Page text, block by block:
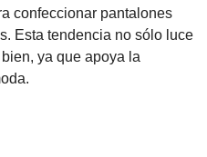
confeccionar pantalones
Esta tendencia no sólo luce
ya que apoya la